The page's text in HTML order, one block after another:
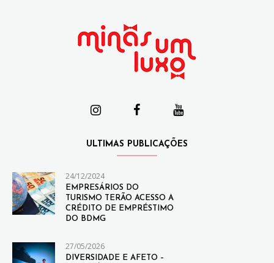
ULTIMAS PUBLICAÇÕES
24/12/2024
EMPRESÁRIOS DO
TURISMO TERÃO ACESSO A
CRÉDITO DE EMPRÉSTIMO
DO BDMG
27/05/2026
DIVERSIDADE E AFETO –